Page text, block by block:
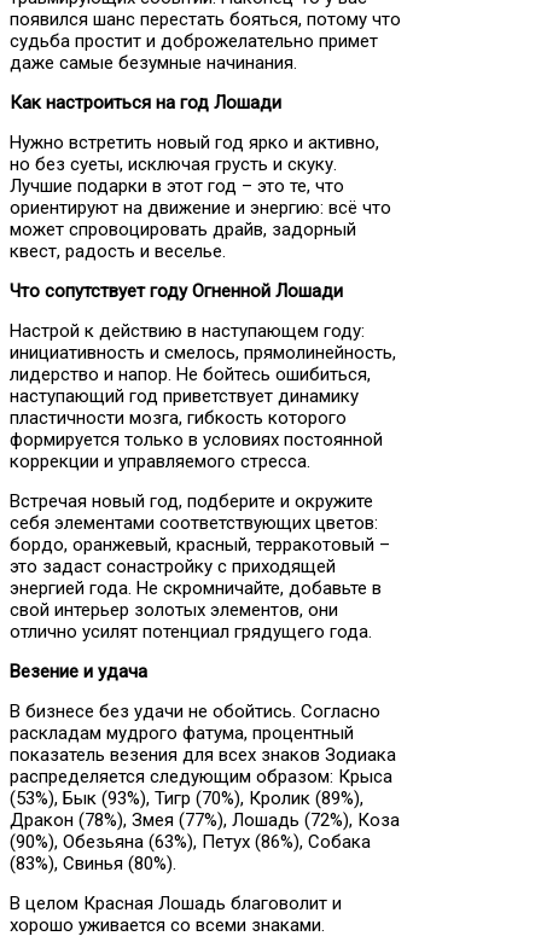
появился шанс перестать бояться, потому что
судьба простит и доброжелательно примет
даже самые безумные начинания.
Как настроиться на год Лошади
Нужно встретить новый год ярко и активно,
но без суеты, исключая грусть и скуку.
Лучшие подарки в этот год – это те, что
ориентируют на движение и энергию: всё что
может спровоцировать драйв, задорный
квест, радость и веселье.
Что сопутствует году Огненной Лошади
Настрой к действию в наступающем году:
инициативность и смелось, прямолинейность,
лидерство и напор. Не бойтесь ошибиться,
наступающий год приветствует динамику
пластичности мозга, гибкость которого
формируется только в условиях постоянной
коррекции и управляемого стресса.
Встречая новый год, подберите и окружите
себя элементами соответствующих цветов:
бордо, оранжевый, красный, терракотовый –
это задаст сонастройку с приходящей
энергией года. Не скромничайте, добавьте в
свой интерьер золотых элементов, они
отлично усилят потенциал грядущего года.
Везение и удача
В бизнесе без удачи не обойтись. Согласно
раскладам мудрого фатума, процентный
показатель везения для всех знаков Зодиака
распределяется следующим образом: Крыса
(53%), Бык (93%), Тигр (70%), Кролик (89%),
Дракон (78%), Змея (77%), Лошадь (72%), Коза
(90%), Обезьяна (63%), Петух (86%), Собака
(83%), Свинья (80%).
В целом Красная Лошадь благоволит и
хорошо уживается со всеми знаками.